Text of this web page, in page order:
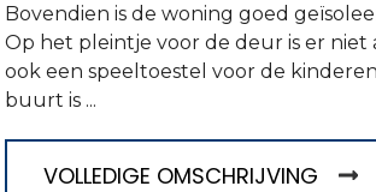
Bovendien is de woning goed
Op het pleintje voor de deur is er
ook een speeltoestel voor de
buurt is ...
VOLLEDIGE OMSCHRIJVING